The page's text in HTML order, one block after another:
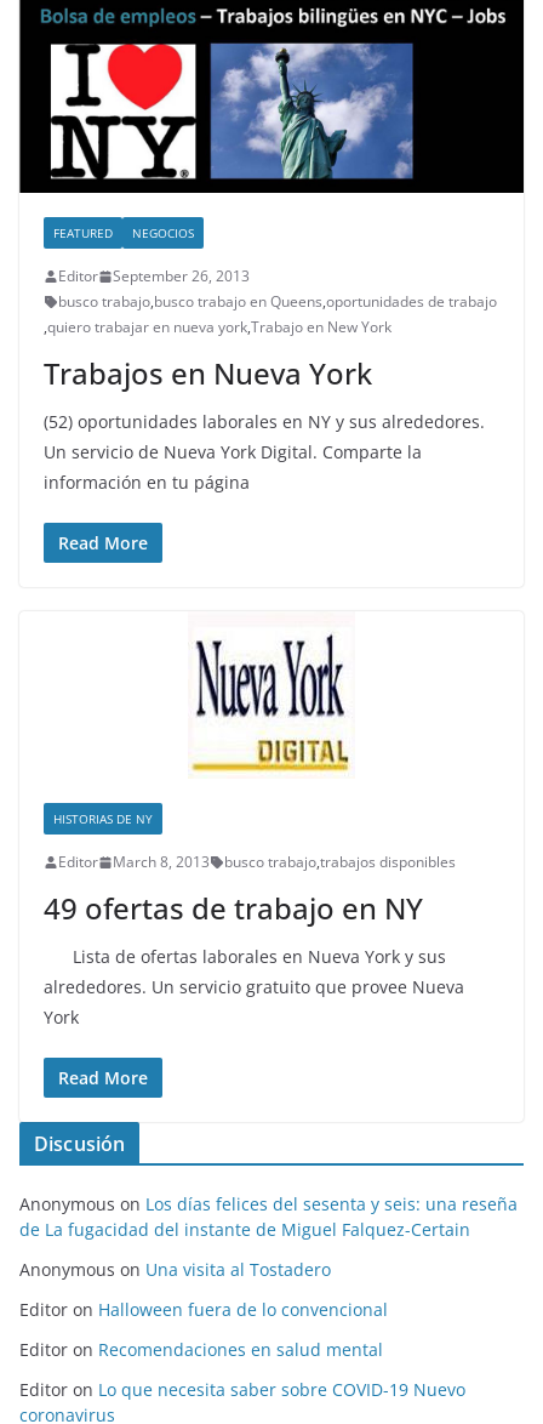
FEATURED NEGOCIOS
Editor
September 26, 2013
busco trabajo,busco trabajo en Queens,oportunidades de trabajo
,quiero trabajar en nueva york,Trabajo en New York
Trabajos en Nueva York
(52) oportunidades laborales en NY y sus alrededores.
Un servicio de Nueva York Digital. Comparte la
información en tu página
Read More
HISTORIAS DE NY
Editor March 8, 2013 busco trabajo,trabajos disponibles
49 ofertas de trabajo en NY
Lista de ofertas laborales en Nueva York y sus
alrededores. Un servicio gratuito que provee Nueva
York
Read More
Discusión
Anonymous on Los días felices del sesenta y seis: una reseña
de La fugacidad del instante de Miguel Falquez-Certain
Anonymous on Una visita al Tostadero
Editor on Halloween fuera de lo convencional
Editor on Recomendaciones en salud mental
Editor on Lo que necesita saber sobre COVID-19 Nuevo
coronavirus